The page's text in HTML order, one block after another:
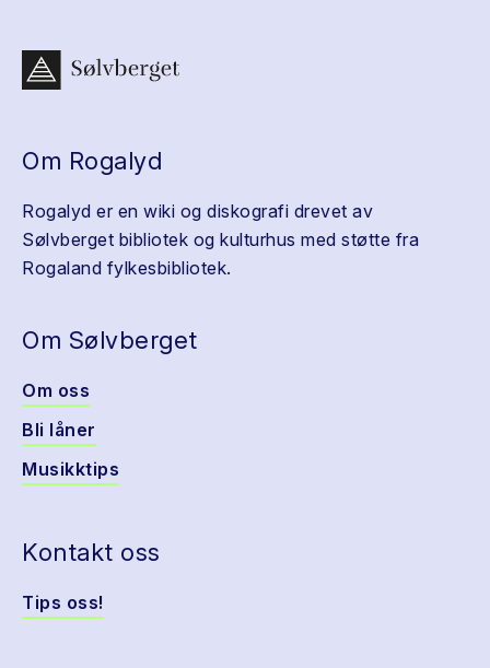
Om Rogalyd
Rogalyd er en wiki og diskografi drevet av
Sølvberget bibliotek og kulturhus med støtte fra
Rogaland fylkesbibliotek.
Om Sølvberget
Om oss
Bli låner
Musikktips
Kontakt oss
Tips oss!